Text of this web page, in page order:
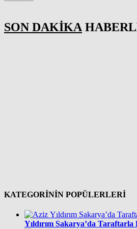
SON DAKİKA
KATEGORİNİN POPÜLERLERİ
Yıldırım Sakarya’da Taraftarla